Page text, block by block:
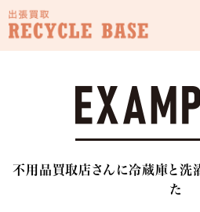
不用品買取店さんに冷蔵庫と洗
た